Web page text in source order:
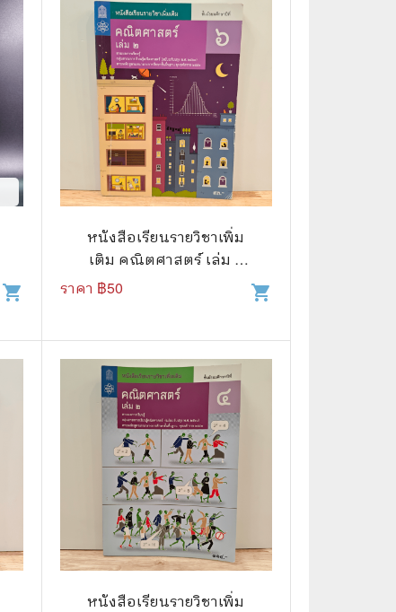
shopping_cart
หนังสือเรียนรายวิชาเพิ่ม
เติม คณิตศาสตร์ เล่ม 2
ชั้นมัธยมศึกษาปีที่ 6
ราคา ฿50 shopping_cart
หนังสือเรียนรายวิชาเพิ่ม
⚖️ Law
👤 Biography
🍸 Food and Drink
💃 Hobbies and Collectibles
🖋️ Literature and Fiction
🧳 Travel Literature
⚽ Sports
🎲 Board Game
2️⃣ Used Board Game บอร์ดเกมมือ
🎉 Party
🧠 Strategy
🪅 Family
♟️ Abstract
บอร์ดเกมแปลไทย
บอร์ดเกมโดยคนไทย
🎴 Card Sleeves ซองใส่การ์ด